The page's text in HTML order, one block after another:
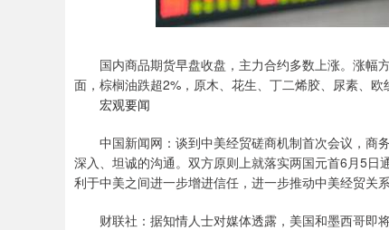
国内商品期货早盘收盘，主力合约多数上涨。涨幅
面，棕榈油跌超2%，原木、花生、丁二烯胶、尿素、欧
宏观要闻
中国新闻网：谈到中美经贸磋商机制首次会议，商务
深入、坦诚的沟通。双方原则上就落实两国元首6月5
利于中美之间进一步增进信任，进一步推动中美经贸关
财联社：据知情人士对媒体透露，美国和墨西哥即